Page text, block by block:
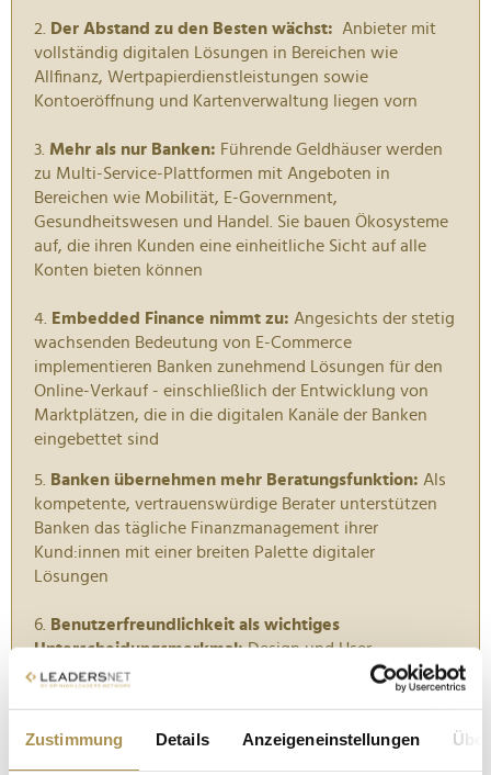
Zustimmung Details Anzeigeneinstellungen
2. Der Abstand zu den Besten wächst:
Anbieter mit
vollständig digitalen Lösungen in Bereichen wie
Allfinanz, Wertpapierdienstleistungen sowie
Kontoeröffnung und Kartenverwaltung liegen vorn
3. Mehr als nur Banken: Führende Geldhäuser werden
zu Multi-Service-Plattformen mit Angeboten in
Bereichen wie Mobilität, E-Government,
Gesundheitswesen und Handel. Sie bauen Ökosysteme
auf, die ihren Kunden eine einheitliche Sicht auf alle
Konten bieten können
4. Embedded Finance nimmt zu: Angesichts der stetig
wachsenden Bedeutung von E-Commerce
implementieren Banken zunehmend Lösungen für den
Online-Verkauf - einschließlich der Entwicklung von
Marktplätzen, die in die digitalen Kanäle der Banken
eingebettet sind
5. Banken übernehmen mehr Beratungsfunktion: Als
kompetente, vertrauenswürdige Berater unterstützen
Banken das tägliche Finanzmanagement ihrer
Kund:innen mit einer breiten Palette digitaler
Lösungen
6.
Benutzerfreundlichkeit als wichtiges
Unterscheidungsmerkmal:Design und User
Experience digitaler Bankkanäle beeinflussen die